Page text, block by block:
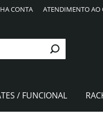
CONTA ATENDIMENTO AO
/ FUNCIONAL